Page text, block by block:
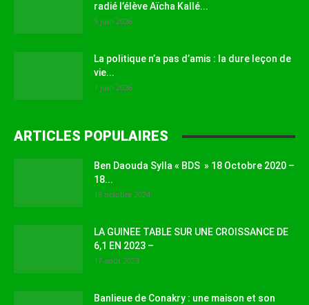
radié l’élève Aïcha Kallé...
9 juin 2026
La politique n’a pas d’amis : la dure leçon de
vie...
1 juin 2026
ARTICLES POPULAIRES
Ben Daouda Sylla « BDS » 18 Octobre 2020 –
18...
18 octobre 2024
LA GUINEE TABLE SUR UNE CROISSANCE DE
6,1 EN 2023 –
17 août 2023
Banlieue de Conakry : une maison et son